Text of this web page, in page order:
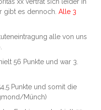
xx vertrat sich leider in
gibt es dennoch.Alle 3
alle von uns
56 Punkte und war 3.
Punkte und somit die
Münch)